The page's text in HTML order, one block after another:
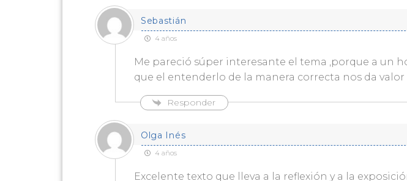
Sebastián
4 años
Me pareció súper interesante el tema ,porque a un
que el entenderlo de la manera correcta nos da valor
Responder
Olga Inés
4 años
Excelente texto que lleva a la reflexión y a la